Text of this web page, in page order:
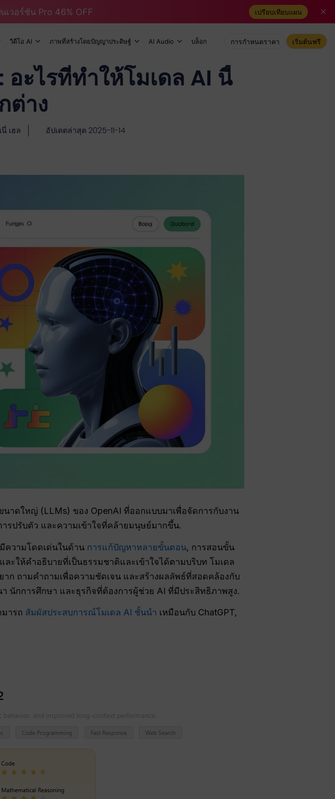
เวอร์ชัน Pro 46% OFF เปรียบเทียบแผน
วิดีโอ AI ภาพที่สร้างโดยปัญญาประดิษฐ์ AI Audio บล็อก การกำหนดราคา เริ่มต้นฟรี
อะไรที่ทำให้โมเดล AI นี้
ต่าง
เฮล อัปเดตล่าสุด 2025-11-14
าดใหญ่ (LLMs) ของ OpenAI ที่ออกแบบมาเพื่อจัดการกับงาน
รปรับตัว และความเข้าใจที่คล้ายมนุษย์มากขึ้น.
มีความโดดเด่นในด้าน การแก้ปัญหาหลายขั้นตอน, การสอนขั้น
ละให้คำอธิบายที่เป็นธรรมชาติและเข้าใจได้ตามบริบท โมเดล
ก ถามคำถามเพื่อความชัดเจน และสร้างผลลัพธ์ที่สอดคล้องกับ
กการศึกษา และธุรกิจที่ต้องการผู้ช่วย AI ที่มีประสิทธิภาพสูง.
ารถ สัมผัสประสบการณ์โมเดล AI ชั้นนำ เหมือนกับ ChatGPT,